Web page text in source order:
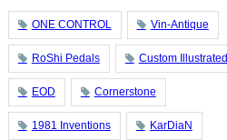
ONE CONTROL Vin-Antique
RoShi Pedals Custom Illustrated
EOD Cornerstone
1981 Inventions KarDiaN